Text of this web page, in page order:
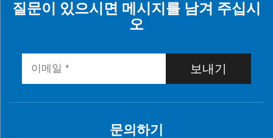
질문이 있으시면 메시지를 남겨 주십시
오
보내기
문의하기